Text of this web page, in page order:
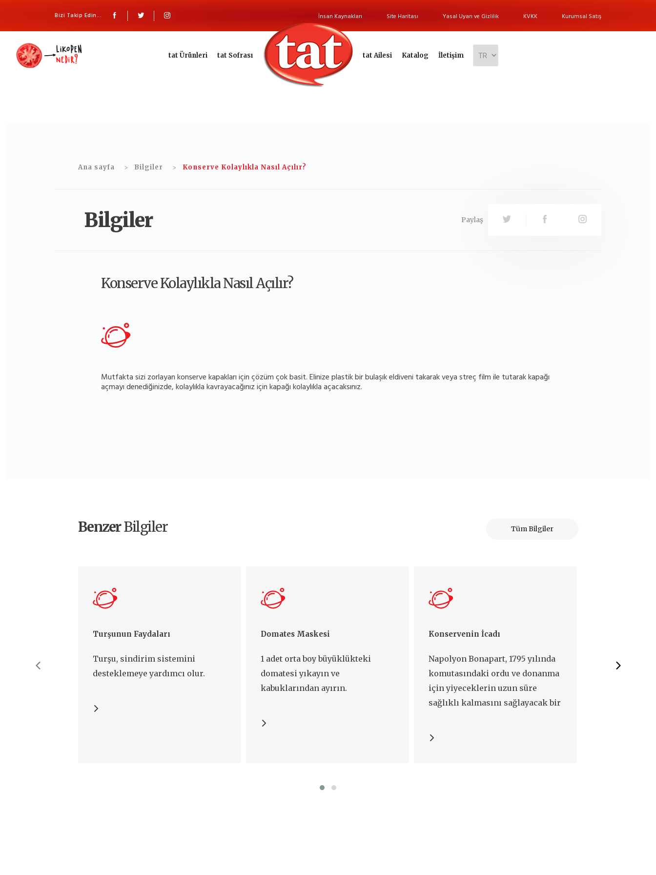
Bizi Takip Edin... İnsan Kaynakları Site Haritası Yasal Uyarı ve Gizlilik KVKK Kurumsal Satış
tat Ürünleri tat Sofrası tat Ailesi Katalog İletişim
Ana sayfa Bilgiler Konserve Kolaylıkla Nasıl Açılır?
Bilgiler Paylaş
Konserve Kolaylıkla Nasıl Açılır?
Mutfakta sizi zorlayan konserve kapakları için çözüm çok basit. Elinize plastik bir bulaşık eldiveni takarak veya streç film ile tutarak kapağı
açmayı denediğinizde, kolaylıkla kavrayacağınız için kapağı kolaylıkla açacaksınız.
BenzerBilgiler Tüm Bilgiler
Turşunun Faydaları
Turşu, sindirim sistemini
desteklemeye yardımcı olur.
Domates Maskesi
1 adet orta boy büyüklükteki
domatesi yıkayın ve
kabuklarından ayırın.
Konservenin İcadı
Napolyon Bonapart, 1795 yılında
komutasındaki ordu ve donanma
için yiyeceklerin uzun süre
sağlıklı kalmasını sağlayacak bir
verileceğini açıkladı.